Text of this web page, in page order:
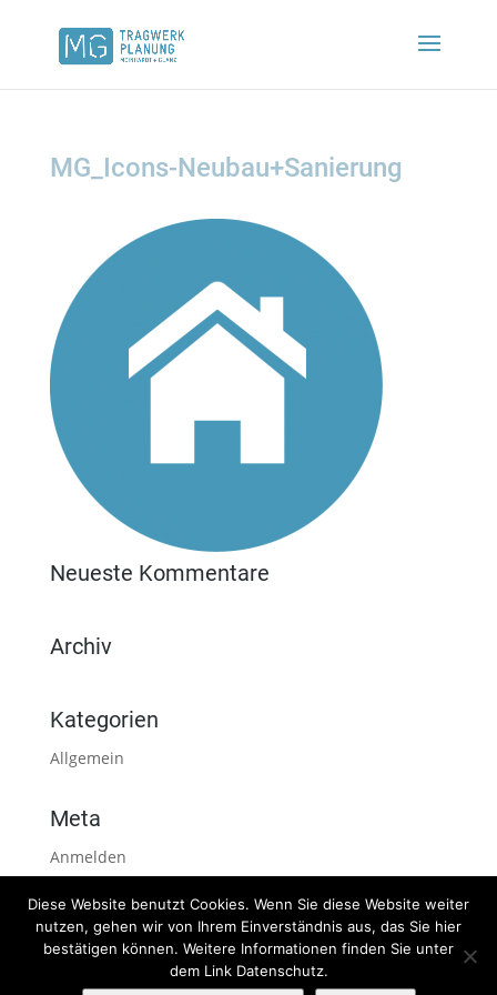
MG_Icons-Neubau+Sanierung
Neueste Kommentare
Archiv
Kategorien
Allgemein
Meta
Anmelden
Kommentar-Feed
WordPress.org
Diese Website benutzt Cookies. Wenn Sie diese Website weiter
nutzen, gehen wir von Ihrem Einverständnis aus, das Sie hier
bestätigen können. Weitere Informationen finden Sie unter
dem Link Datenschutz.